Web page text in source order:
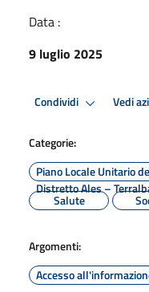
Data :
9 luglio 2025
Condividi Vedi
Categorie:
Piano Locale Unitario
Distretto Ales –
Salute
Argomenti:
Accesso